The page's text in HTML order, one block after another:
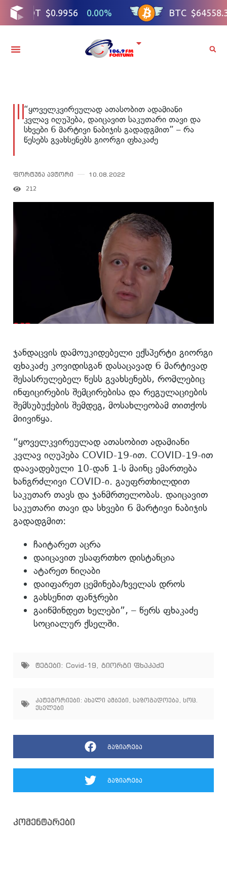
“ყოველკვირეულად ათასობით ადამიანი
კვლავ იღუპება, დაიცავით საკუთარი თავი და
სხვები 6 მარტივი ნაბიჯის გადადგმით” – რა
წესებს გვახსენებს გიორგი ფხაკაძე
ფორტუნა ავტორი 10.08.2022
212
ჯანდაცვის დამოუკიდებელი ექსპერტი გიორგი
ფხაკაძე კოვიდისგან დასაცავად 6 მარტივად
შესასრულებელ წესს გვახსენებს, რომლებიც
ინფიცირების შემცირებისა და რეგულაციების
შემსუბუქების შემდეგ, მოსახლეობამ თითქოს
მიივიწყა.
“ყოველკვირეულად ათასობით ადამიანი
კვლავ იღუპება COVID-19-ით. COVID-19-ით
დაავადებული 10-დან 1-ს მაინც ემართება
ხანგრძლივი COVID-ი. გაუფრთხილდით
საკუთარ თავს და ჯანმრთელობას. დაიცავით
საკუთარი თავი და სხვები 6 მარტივი ნაბიჯის
გადადგმით:
ჩაიტარეთ აცრა
დაიცავით უსაფრთხო დისტანცია
ატარეთ ნიღაბი
დაიფარეთ ცემინება/ხველას დროს
გახსენით ფანჯრები
გაიწმინდეთ ხელები”, – წერს ფხაკაძე
სოციალურ ქსელში.
ტეგები: Covid-19, გიორგი ფხაკაძე
კატეგორიები: ახალი ამბები საზოგადოება
სოც.
ქსელები
გაზიარება
გაზიარება
კომენტარები